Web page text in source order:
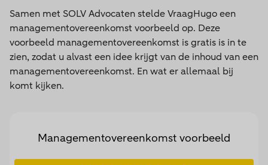
Samen met SOLV Advocaten stelde VraagHugo een
managementovereenkomst voorbeeld op. Deze
voorbeeld managementovereenkomst is gratis is in te
zien, zodat u alvast een idee krijgt van de inhoud van een
managementovereenkomst. En wat er allemaal bij
komt kijken.
Managementovereenkomst voorbeeld